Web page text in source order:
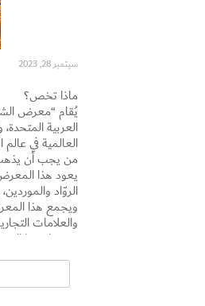
سبتمبر 28, 2023
ماذا تخص؟
يُقام “معرض
العربية
العالمية في عالم
من يجب أن
الروّاد
ويجمع هذا
والعلامات
ويشكل هذا
العضوية،